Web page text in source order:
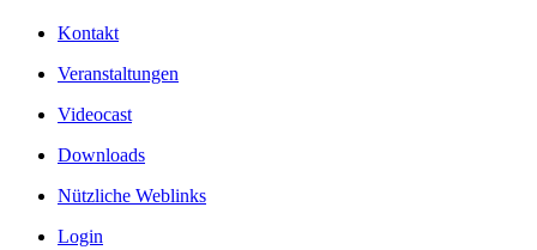
Kontakt
Veranstaltungen
Videocast
Downloads
Nützliche Weblinks
Login